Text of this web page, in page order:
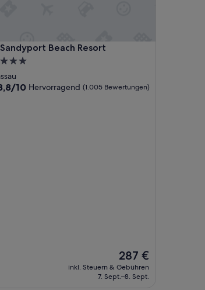
Beach Resort
Beach Resort
10 Hervorragend (1.005 Bewertungen)
Der
Preis
beträgt
287 €
inkl. Steuern & Gebühren
7. Sept.–8. Sept.